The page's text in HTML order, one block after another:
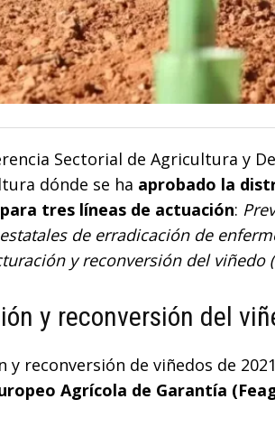
Sectorial de Agricultura y
dónde se ha aprobado la
tres líneas de actuación:
de erradicación de
y reconversión del viñedo
y reconversión del
y reconversión de viñedos de
Agrícola de Garantía